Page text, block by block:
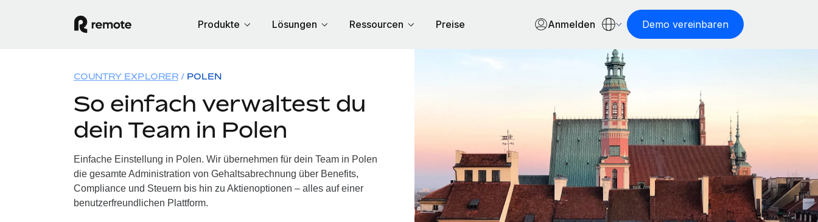
Produkte Lösungen Ressourcen Preise Anmelden Demo vereinbaren
COUNTRY EXPLORER POLEN
So einfach verwaltest du
dein Team in Polen
Einfache Einstellung in Polen. Wir übernehmen für dein Team in Polen
die gesamte Administration von Gehaltsabrechnung über Benefits,
Compliance und Steuern bis hin zu Aktienoptionen – alles auf einer
benutzerfreundlichen Plattform.